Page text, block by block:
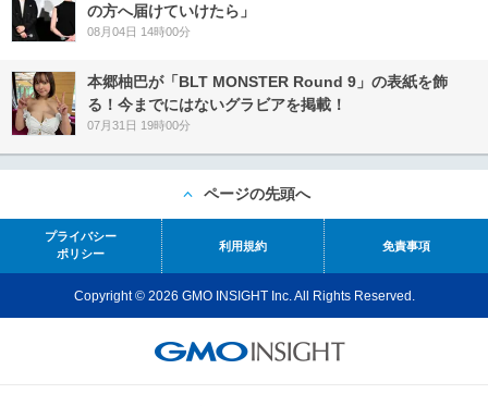
の方へ届けていけたら」
08月04日 14時00分
本郷柚巴が「BLT MONSTER Round 9」の表紙を飾
る！今までにはないグラビアを掲載！
07月31日 19時00分
ページの先頭へ
プライバシー
ポリシー
利用規約 免責事項
Copyright © 2026 GMO INSIGHT Inc. All Rights Reserved.